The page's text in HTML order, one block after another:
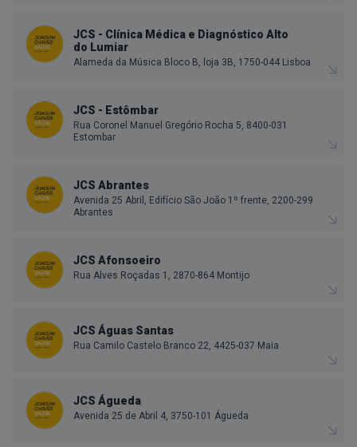
JCS - Clínica Médica e Diagnóstico Alto
do Lumiar
Alameda da Música Bloco B, loja 3B, 1750-044 Lisboa
JCS - Estômbar
Rua Coronel Manuel Gregório Rocha 5, 8400-031
Estombar
JCS Abrantes
Avenida 25 Abril, Edifício São João 1º frente, 2200-299
Abrantes
JCS Afonsoeiro
Rua Alves Roçadas 1, 2870-864 Montijo
JCS Águas Santas
Rua Camilo Castelo Branco 22, 4425-037 Maia
JCS Águeda
Avenida 25 de Abril 4, 3750-101 Águeda